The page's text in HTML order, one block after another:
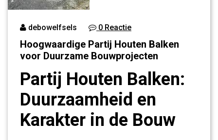
debowelfsels 0 Reactie
Hoogwaardige Partij Houten Balken
voor Duurzame Bouwprojecten
Partij Houten Balken:
Duurzaamheid en
Karakter in de Bouw